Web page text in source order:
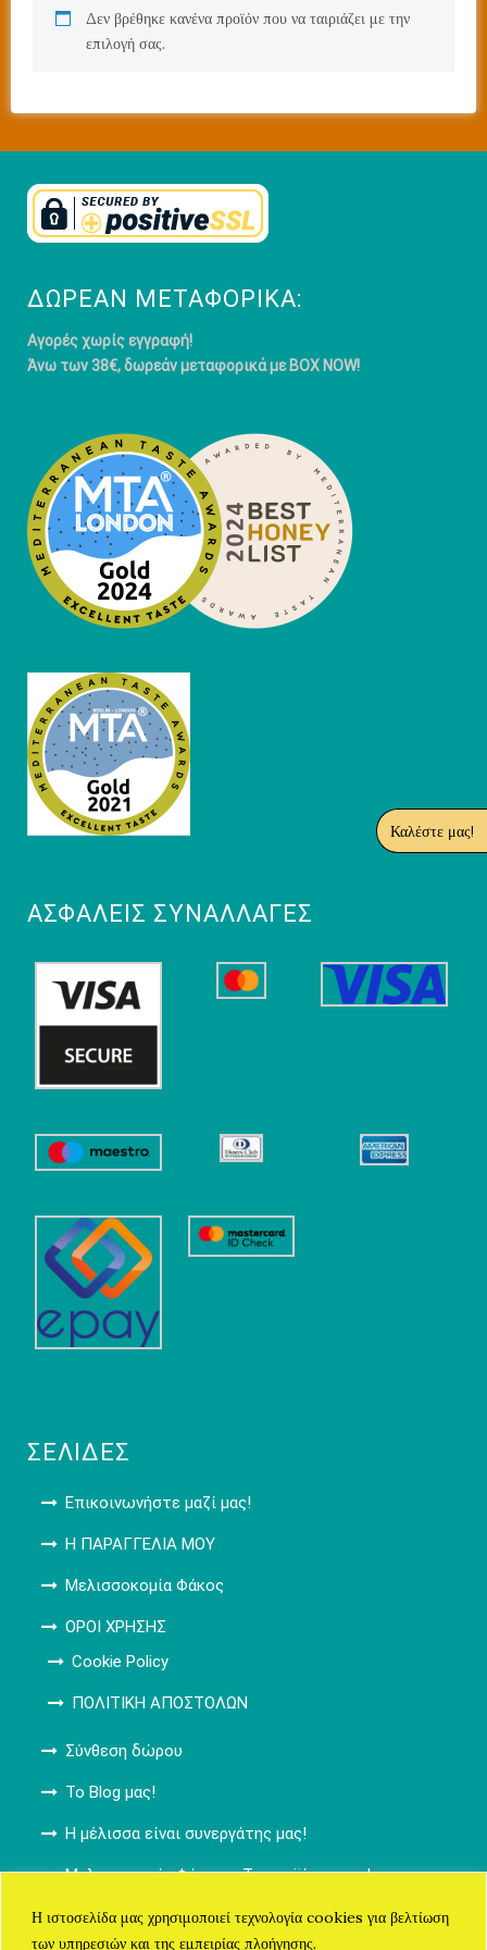
Η ιστοσελίδα μας χρησιμοποιεί τεχνολογία cookies για βελτίωση
των υπηρεσιών και της εμπειρίας πλοήγησης.
Δεν βρέθηκε κανένα προϊόν που να ταιριάζει με την
επιλογή σας.
Καλέστε μας!
ΔΩΡΕΆΝ ΜΕΤΑΦΟΡΙΚΆ:
Αγορές χωρίς εγγραφή!
Άνω των 38€, δωρεάν μεταφορικά με BOX NOW!
ΑΣΦΑΛΕΊΣ ΣΥΝΑΛΛΑΓΈΣ
ΣΕΛΊΔΕΣ
Επικοινωνήστε μαζί μας!
Η ΠΑΡΑΓΓΕΛΙΑ ΜΟΥ
Μελισσοκομία Φάκος
ΟΡΟΙ ΧΡΗΣΗΣ
Cookie Policy
ΠΟΛΙΤΙΚΗ ΑΠΟΣΤΟΛΩΝ
Σύνθεση δώρου
Το Blog μας!
Η μέλισσα είναι συνεργάτης μας!
Μελισσοκομία Φάκος – Τα προϊόντα μας!
ΚΑΛΑΘΙ ΑΓΟΡΩΝ